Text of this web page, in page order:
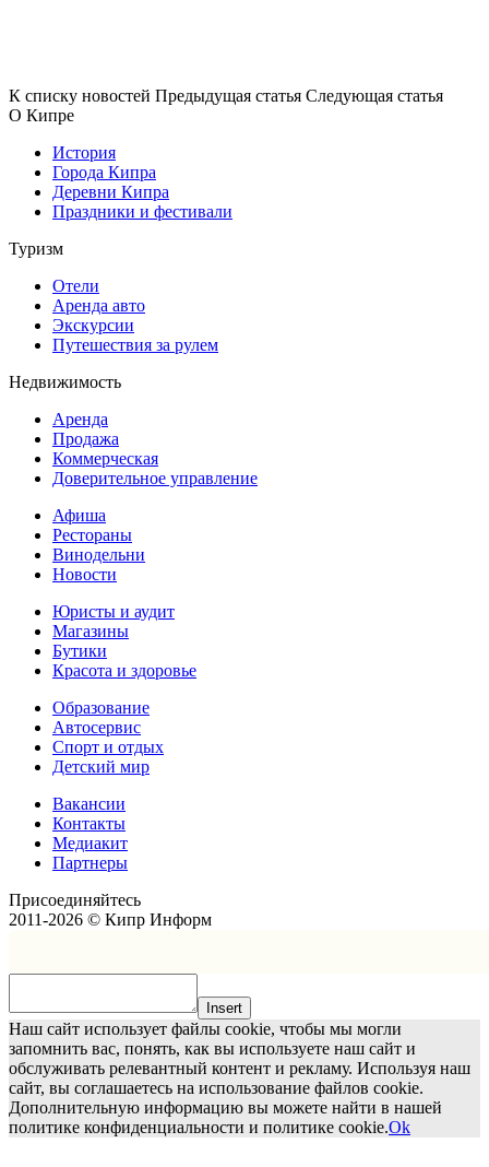
К списку новостей Предыдущая статья Следующая статья
О Кипре
История
Города Кипра
Деревни Кипра
Праздники и фестивали
Туризм
Отели
Аренда авто
Экскурсии
Путешествия за рулем
Недвижимость
Аренда
Продажа
Коммерческая
Доверительное управление
Афиша
Рестораны
Винодельни
Новости
Юристы и аудит
Магазины
Бутики
Красота и здоровье
Образование
Автосервис
Спорт и отдых
Детский мир
Вакансии
Контакты
Медиакит
Партнеры
Присоединяйтесь
2011-2026 © Кипр Информ
Insert
Наш сайт использует файлы cookie, чтобы мы могли
запомнить вас, понять, как вы используете наш сайт и
обслуживать релевантный контент и рекламу. Используя наш
сайт, вы соглашаетесь на использование файлов cookie.
Дополнительную информацию вы можете найти в нашей
политике конфиденциальности и политике cookie.Ok